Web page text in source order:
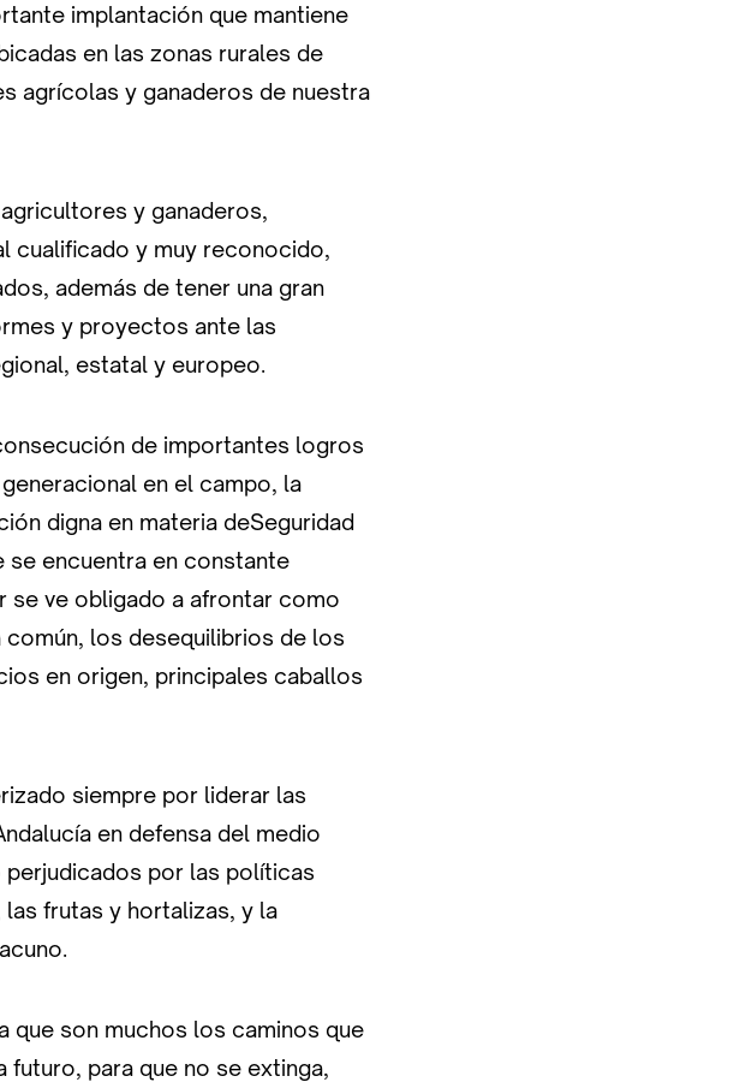
implantación que mantiene
en las zonas rurales de
agrícolas y ganaderos de nuestra
y ganaderos,
cualificado y muy reconocido,
además de tener una gran
y proyectos ante las
estatal y europeo.
de importantes logros
en el campo, la
digna en materia deSeguridad
encuentra en constante
ve obligado a afrontar como
los desequilibrios de los
en origen, principales caballos
siempre por liderar las
en defensa del medio
por las políticas
frutas y hortalizas, y la
que son muchos los caminos que
para que no se extinga,